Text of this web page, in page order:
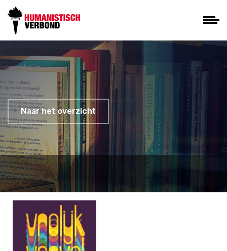
Naar het overzicht